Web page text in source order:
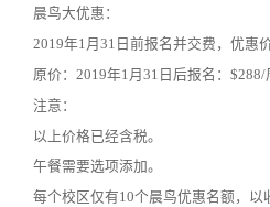
晨鸟大优惠：
2019年1月31日前报名并交费，优惠
原价：2019年1月31日后报名：$288/
注意：
以上价格已经含税。
午餐需要选项添加。
每个校区仅有10个晨鸟优惠名额，以